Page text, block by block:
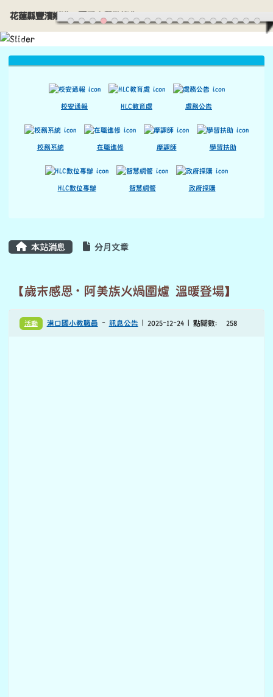
花蓮縣豐濱鄉港口國民小學歡迎您
導覽列
花蓮縣豐濱鄉港口國民小學歡迎您
上中區域內容
校安通報 HLC教育處 處務公告
校務系統 在職進修 摩課師 學習扶助
HLC數位專辦 智慧網管 政府採購
主內容區域
本站消息 分月文章
【歲末感恩・阿美族火煱圍爐 溫暖登場】
活動 港口國小教職員-訊息公告| 2025-12-24 | 點閱數： 258
頁尾區域